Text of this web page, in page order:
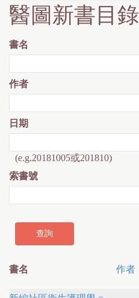
醫圖新書目錄
書名
作者
日期
(e.g.20181005或201810)
索書號
書名 作者